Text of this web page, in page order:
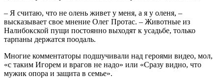
– Я считаю, что не олень живет у меня, а я у оленя, –
высказывает свое мнение Олег Протас. – Животные из
Налибокской пущи постоянно выходят к усадьбе, только
тарпаны держатся поодаль.
Многие комментаторы подшучивали над героями видео, мол,
«с таким Игорем и врагов не надо» или «Сразу видно, что
мужик опора и защита в семье».